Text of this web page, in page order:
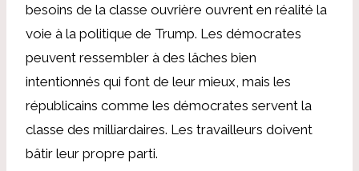
besoins de la classe ouvrière ouvrent en réalité la
voie à la politique de Trump. Les démocrates
peuvent ressembler à des lâches bien
intentionnés qui font de leur mieux, mais les
républicains comme les démocrates servent la
classe des milliardaires. Les travailleurs doivent
bâtir leur propre parti.